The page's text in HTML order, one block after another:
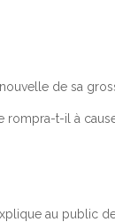
de sa
rompra-t-il à
au public